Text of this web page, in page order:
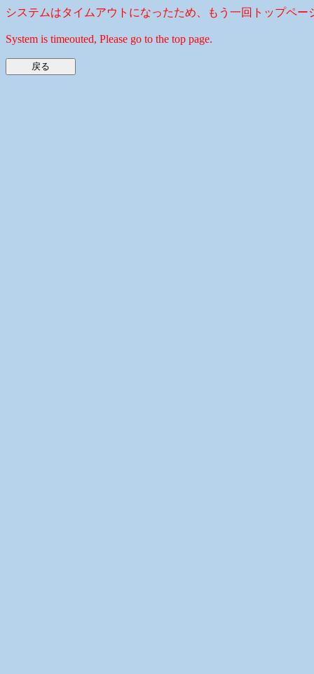
システムはタイムアウトになったため、もう一回トップペー
System is timeouted, Please go to the top page.